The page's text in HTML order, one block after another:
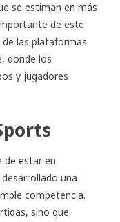
se estiman en más
de este
de las plataformas
donde los
y jugadores
de estar en
una
competencia.
sino que